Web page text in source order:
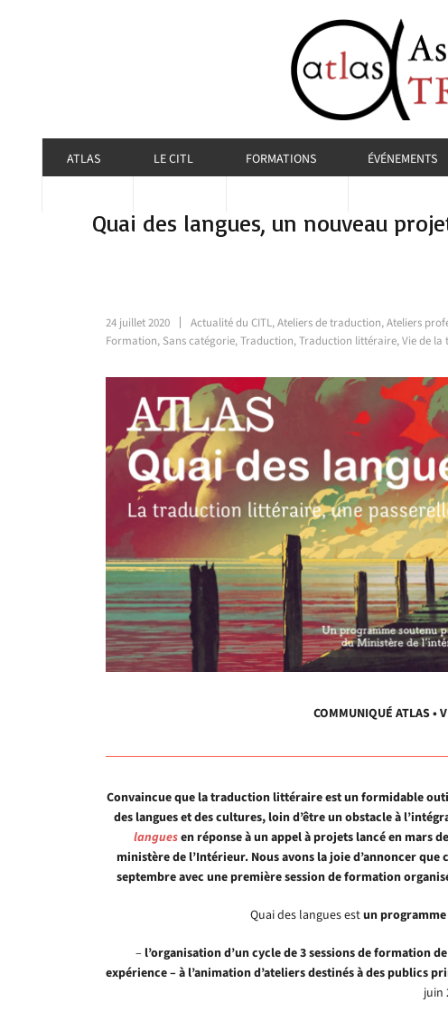
ATLAS LE CITL FORMATIONS ÉVÉNEMENTS
Quai des langues, un nouveau
24 juillet 2020 Actualité du CITL,Ateliers de traduction,Ateliers
Formation, Sans catégorie,Traduction,Traduction littéraire,Vie de
COMMUNIQUÉ ATLAS •
Convaincue que la traduction littéraire est un formidable
des langues et des cultures, loin d’être un obstacle à
languesen réponse à un appel à projets lancé en mars
ministère de l’Intérieur. Nous avons la joie d’annoncer
septembre avec une première session de formation
Quai des langues estun
–l’organisation d’un cycle de 3 sessions de formation
expérience – à l’animation d’ateliers destinés à des publics
juin